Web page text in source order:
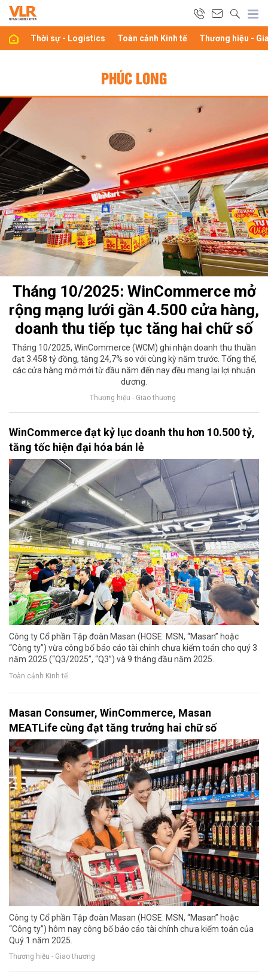
Thời sự - Logistics Toàn cảnh Kinh tế Thương hiệu -
PHÚC LONG
Tháng 10/2025: WinCommerce mở
rộng mạng lưới gần 4.500 cửa hàng,
doanh thu tiếp tục tăng hai chữ số
Tháng 10/2025, WinCommerce (WCM) ghi nhận doanh thu thuần
đạt 3.458 tỷ đồng, tăng 24,7% so với cùng kỳ năm trước. Tổng thể,
các cửa hàng mở mới từ đầu năm đến nay đều mang lại lợi nhuận
dương.
Thương hiệu - Giao thương
WinCommerce đạt kỷ lục doanh thu hơn 10.500 tỷ,
tăng tốc hiện đại hóa bán lẻ
Công ty Cổ phần Tập đoàn Masan (HOSE: MSN, “Masan” hoặc
“Công ty”) vừa công bố báo cáo tài chính chưa kiểm toán cho quý 3
năm 2025 (“Q3/2025”, “Q3”) và 9 tháng đầu năm 2025.
Toàn cảnh Kinh tế
Masan Consumer, WinCommerce, Masan
MEATLife cùng đạt tăng trưởng hai chữ số
Công ty Cổ phần Tập đoàn Masan (HOSE: MSN, “Masan” hoặc
“Công ty”) hôm nay công bố báo cáo tài chính chưa kiểm toán của
Quý 1 năm 2025.
Thương hiệu - Giao thương